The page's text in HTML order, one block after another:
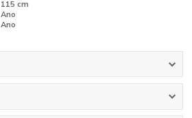
115 cm
Ano
Ano